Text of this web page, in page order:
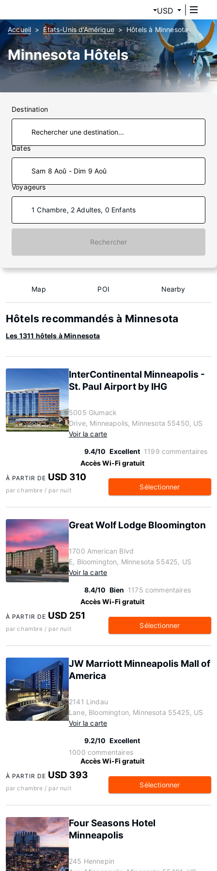
USD
Accueil États-Unis d’Amérique Hôtels à Minnesota
Minnesota Hôtels
Destination
Dates
Sam 8 Aoû - Dim 9 Aoû
Voyageurs
1 Chambre, 2 Adultes, 0 Enfants
Rechercher
Map POI Nearby
Hôtels recommandés à Minnesota
Les 1311 hôtels à Minnesota
InterContinental Minneapolis -
St. Paul Airport by IHG
5005 Glumack
Drive, Minneapolis, Minnesota 55450, US
Voir la carte
9.4/10 Excellent 1199 commentaires
Accès Wi-Fi gratuit
À PARTIR DE USD 310
par chambre / par nuit Sélectionner
Great Wolf Lodge Bloomington
1700 American Blvd
E, Bloomington, Minnesota 55425, US
Voir la carte
8.4/10 Bien 1175 commentaires
Accès Wi-Fi gratuit
À PARTIR DE USD 251
par chambre / par nuit Sélectionner
JW Marriott Minneapolis Mall of
America
2141 Lindau
Lane, Bloomington, Minnesota 55425, US
Voir la carte
9.2/10 Excellent
1000 commentaires
Accès Wi-Fi gratuit
À PARTIR DE USD 393
par chambre / par nuit Sélectionner
Four Seasons Hotel
Minneapolis
245 Hennepin